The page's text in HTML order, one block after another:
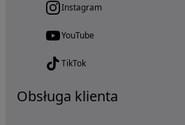
Instagram
YouTube
TikTok
Obsługa klienta